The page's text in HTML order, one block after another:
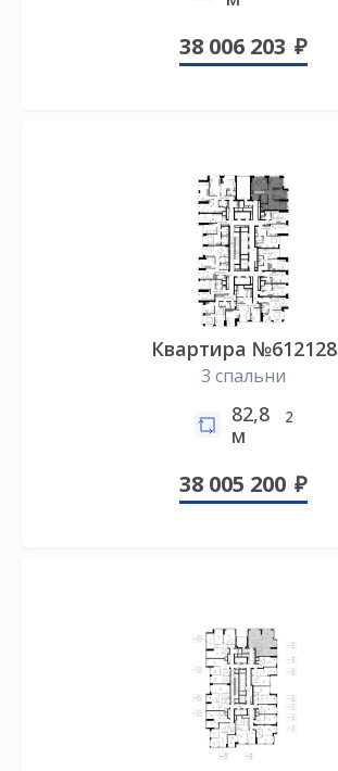
38 006 203
Квартира №612128
3 спальни
82,8
м
2
38 005 200